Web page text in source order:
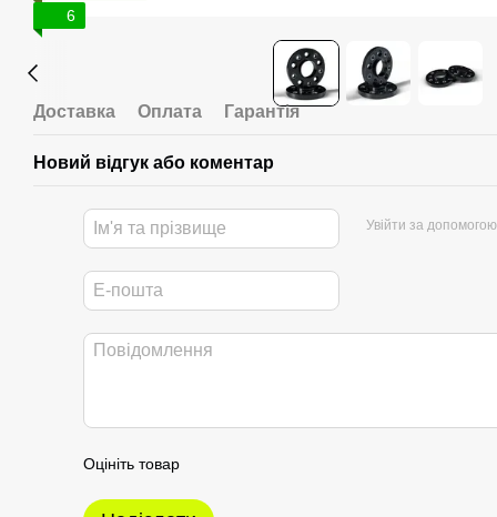
6
Доставка Оплата Гарантія
Новий відгук або коментар
Увійти за допомогою
Оцініть товар